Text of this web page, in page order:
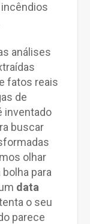
análises
fatos reais
de
inventado
buscar
olhar
para
data
o seu
parece